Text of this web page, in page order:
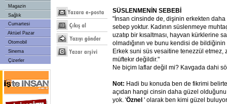
Magazin
Sağlık
Cumartesi
Aktüel Pazar
Otomobil
Sinema
Çizerler
SÜSLENMENİN SEBEBİ
"İnsan cinsinde de, dişinin erkekten daha
sebep yoktur. Kadının süslenmeye
uzatıp bir kısaltması, hayvan kürklerine
olmadığının ve bunu kendisi de
Erkek suni süs vesaitine tenezzül etmez,
müftekır değildir."
Ne biçim laflar değil mi? Kavgada dahi
Not: Hadi bu konuda ben de fikrimi
açıdan hangi cinsin daha güzel
yok. 'Öznel ' olarak ben kimi güzel